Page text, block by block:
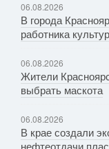
06.08.2026
В города
работника
06.08.2026
Жители
выбрать маскота
06.08.2026
В крае создали
нефтеотдачи